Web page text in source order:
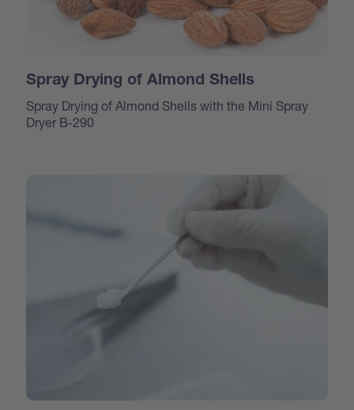
Spray Drying of Almond Shells
Spray Drying of Almond Shells with the Mini Spray
Dryer B-290